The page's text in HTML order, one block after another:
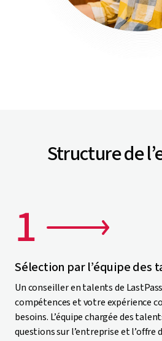
Structure de
Sélection par l’équipe des
Un conseiller en talents de
compétences et votre expérience
besoins. L’équipe chargée des
questions sur l’entreprise et l’offre